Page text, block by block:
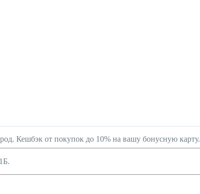
Кешбэк от покупок до 10% на вашу бонусную карту.